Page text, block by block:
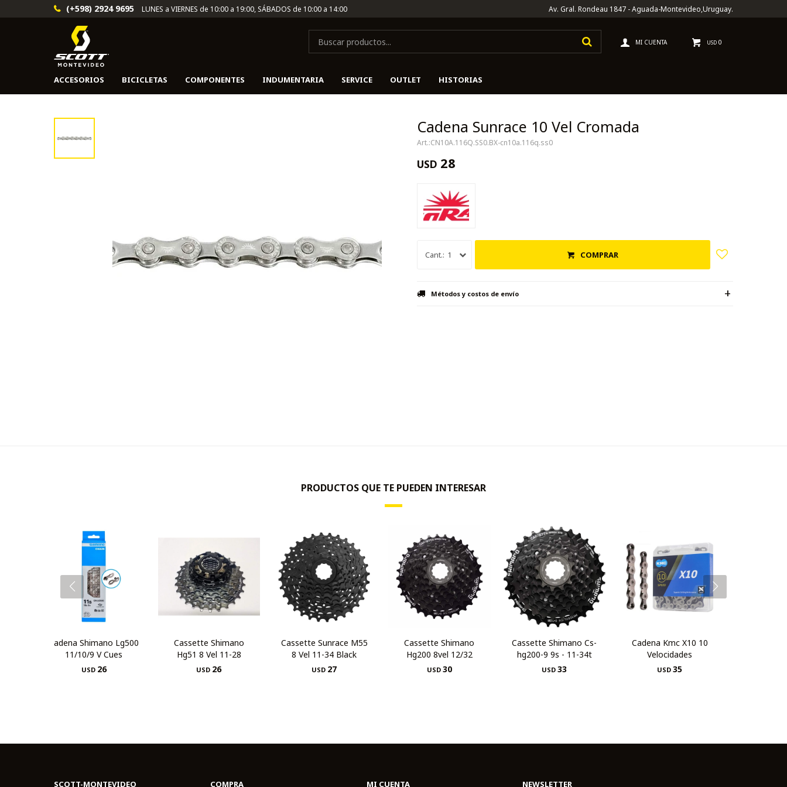
ACCESORIOS BICICLETAS COMPONENTES INDUMENTARIA SERVICE OUTLET HISTORIAS
USD 0
(+598) 2924 9695 LUNES a VIERNES de 10:00 a 19:00, SÁBADOS de 10:00 a 14:00 Av. Gral. Rondeau 1847 - Aguada-Montevideo,Uruguay.
Cadena Sunrace 10 Vel Cromada
CN10A.116Q.SS0.BX-cn10a.116q.ss0
USD 28
1 COMPRAR
Métodos y costos de envío
PRODUCTOS QUE TE PUEDEN INTERESAR
Cadena Shimano Lg500
11/10/9 V Cues
USD 26
Cassette Shimano
Hg51 8 Vel 11-28
USD 26
Cassette Sunrace M55
8 Vel 11-34 Black
USD 27
Cassette Shimano
Hg200 8vel 12/32
USD 30
Cassette Shimano Cs-
hg200-9 9s - 11-34t
USD 33
Cadena Kmc X10 10
Velocidades
USD 35
SCOTT-MONTEVIDEO COMPRA MI CUENTA NEWSLETTER